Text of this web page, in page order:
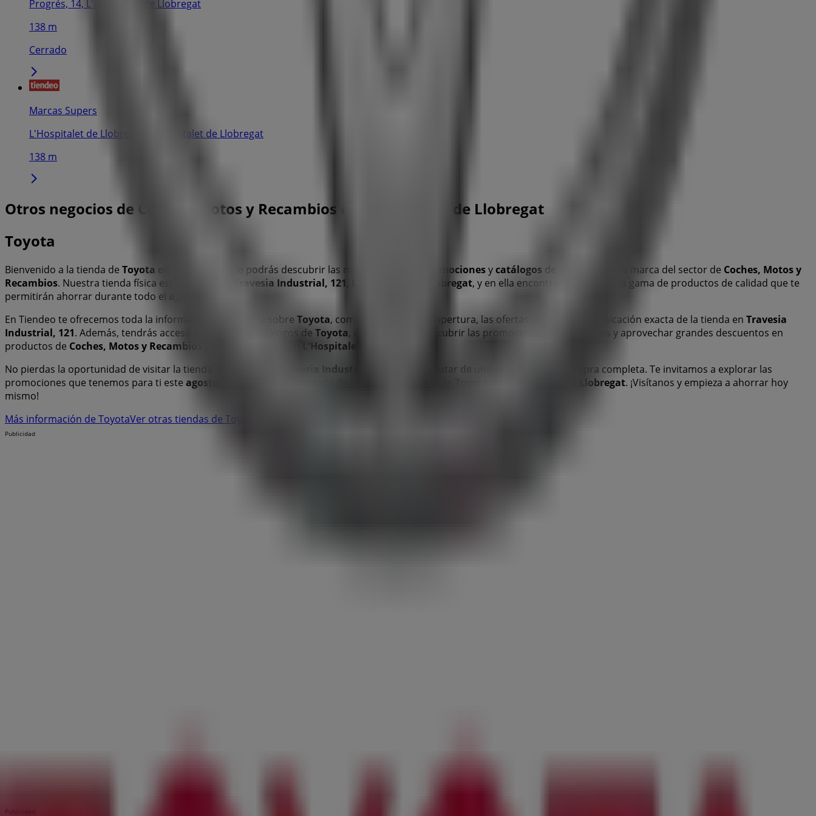
Progrés, 14, L'Hospitalet de Llobregat
138 m
Cerrado
Marcas Supers
L'Hospitalet de Llobregat, L'Hospitalet de Llobregat
138 m
Otros negocios de Coches, Motos y Recambios en L'Hospitalet de Llobregat
Toyota
Bienvenido a la tienda de Toyota en Tiendeo, donde podrás descubrir las mejores promocionesycatálogos de esta destacada marca del sector de Coches, Motos y
Recambios. Nuestra tienda física está ubicada en Travesia Industrial, 121 L'Hospitalet de Llobregat, y en ella encontrarás una amplia gama de productos de calidad que te
permitirán ahorrar durante todo el
En Tiendeo te ofrecemos toda la información actualizada sobre Toyota, como los horarios de apertura, las ofertas exclusivas y la ubicación exacta de la tienda en Travesia
Industrial, 121. Además, tendrás acceso a los últimos catálogos de Toyota, donde podrás descubrir las promociones más recientes y aprovechar grandes descuentos en
productos de Coches, Motos y Recambios L'Hospitalet de Llobregat
No pierdas la oportunidad de visitar la tienda de
Travesia Industrial, 121
para disfrutar de una experiencia de compra completa. Te invitamos a explorar las
promociones que tenemos para ti este agosto L'Hospitalet de Llobregat. ¡Visítanos y empieza a ahorrar hoy
mismo!
Más información de ToyotaVer otras tiendas de Toyota en L'Hospitalet de Llobregat
Publicidad
Publicidad